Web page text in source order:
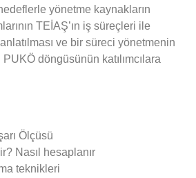
yönetme kaynakların
TEİAŞ’ın iş süreçleri ile
ve bir süreci yönetmenin
döngüsünün katılımcılara
Ölçüsü
Nasıl hesaplanır
teknikleri